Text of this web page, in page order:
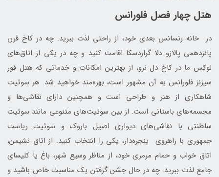
هتل چهار فصل فلورانس
در خانه رنسانس بعدی خود، از راحتی لذت ببرید. چه در کاخ قرن
پانزدهمی پالازو دلا گراردسکا اقامت کنید و چه در یکی از اتاق‌های
لوکس ما در کاخ دل نرو، از بهترین امکانات و خدماتی که هتل فور
سیزنز فلورانس به آن مشهور است، بهره‌مند خواهید شد. هر سوئیت
شاهکاری از هنر و طراحی است و همچنین دارای نقاشی‌ها و
مجسمه‌های باستانی است. از بین سوئیت‌های متنوعی مانند سوئیت
سلطنتی با نقاشی‌های دیواری اصیل باروک و سوئیت ریاست
جمهوری با راهروی پنجره‌دار، یکی را انتخاب کنید. از اتاق نشیمن،
اتاق خواب و حمام مرمری خود، از مناظر وسیع شهر، باغ یا کلیسای
جامع لذت ببرید. چه در حال جشن گرفتن یک مناسبت خاص باشید و